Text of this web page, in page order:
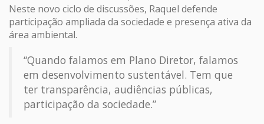
Neste novo ciclo de discussões, Raquel defende
participação ampliada da sociedade e presença ativa da
área ambiental.
“Quando falamos em Plano Diretor, falamos
em desenvolvimento sustentável. Tem que
ter transparência, audiências públicas,
participação da sociedade.”